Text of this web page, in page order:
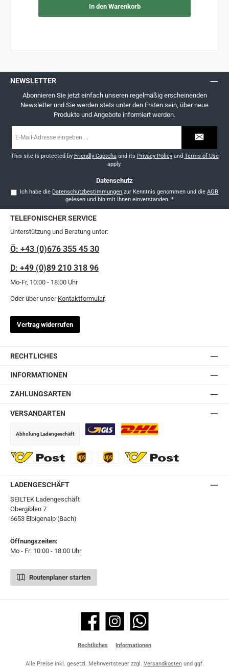
In den Warenkorb
NEWSLETTER
Abonnieren Sie jetzt einfach unseren regelmäßig erscheinenden
Newsletter und Sie werden stets unter den Ersten sein, über neue
Produkte und Angebote informiert werden.
Mail-
*
This site is protected by Friendly Captchaand its Privacy Policyand Terms of Use
apply.
Datenschutz
Ich habe die Datenschutzbestimmungen zur Kenntnis genommen und dieAGB
gelesen und bin mit ihnen einverstanden. *
TELEFONISCHER SERVICE
Unterstützung und Beratung unter:
Ö: +43 (0)676 355 45 30
D: +49 (0)89 210 318 96
Mo-Fr, 10:00 - 18:00 Uhr
Oder über unser Kontaktformular.
Vertrag widerrufen
RECHTLICHES
INFORMATIONEN
ZAHLUNGSARTEN
VERSANDARTEN
Abholung Ladengeschäft
LADENGESCHÄFT
SEILTEK Ladengeschäft
Obergiblen 7
6653 Elbigenalp (Bach)
Öffnungszeiten:
Mo - Fr: 10:00 - 18:00 Uhr
Routenplaner starten
Facebook Instagram WhatsApp
Rechtliches Informationen
Alle Preise inkl. gesetzl. Mehrwertsteuer zzgl. Versandkostenund ggf.